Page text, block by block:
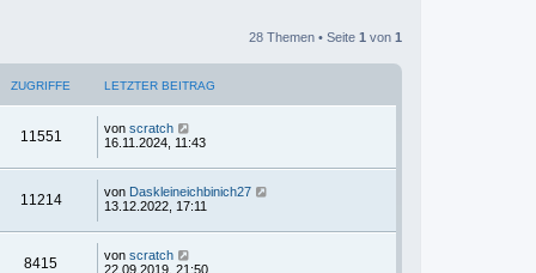
28 Themen • Seite 1 von 1
ZUGRIFFE LETZTER BEITRAG
11551 von scratch
16.11.2024, 11:43
11214 von Daskleineichbinich27
13.12.2022, 17:11
8415 von scratch
22.09.2019, 21:50